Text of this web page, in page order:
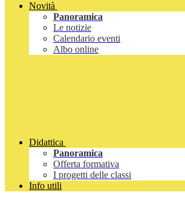
Novità
Panoramica
Le notizie
Calendario eventi
Albo online
Didattica
Panoramica
Offerta formativa
I progetti delle classi
Info utili